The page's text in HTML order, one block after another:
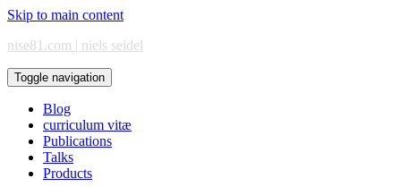
Skip to main content
nise81.com | niels seidel
Toggle navigation
Blog
curriculum vitæ
Publications
Talks
Products